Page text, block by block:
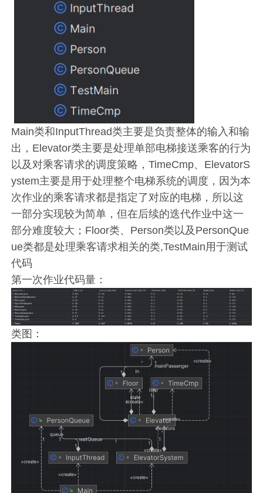
Main类和InputThread类主要是负责整体的输入和输
出，Elevator类主要是处理单部电梯接送乘客的行为
以及对乘客请求的调度策略，TimeCmp、ElevatorS
ystem主要是用于处理整个电梯系统的调度，因为本
次作业的乘客请求都是指定了对应的电梯，所以这
一部分实现较为简单，但在后续的迭代作业中这一
部分难度较大；Floor类、Person类以及PersonQue
ue类都是处理乘客请求相关的类,TestMain用于测试
代码
第一次作业代码量：
类图：